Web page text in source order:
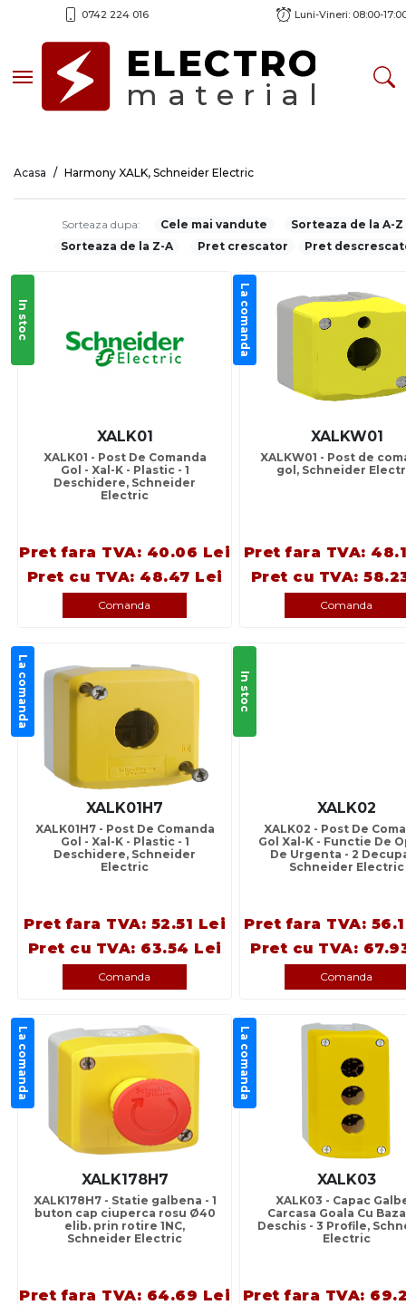
0742 224 016 Luni-Vineri: 08:00-
Toggle navigationELECTRO
material
Acasa Harmony XALK, Schneider Electric
Sorteaza dupa: Cele mai vandute
Sorteaza de la A-Z
Sorteaza de la Z-A
Pret crescator Pret
In stoc
XALK01
XALK01 - Post De Comanda
Gol - Xal-K - Plastic - 1
Deschidere, Schneider
Electric
Pret fara TVA: 40.06 Lei
Pret cu TVA: 48.47 Lei
Comanda
La comanda
XALKW01
XALKW01 - Post de
gol, Schneider
Pret fara TVA:
Pret cu TVA:
Comanda
La comanda
XALK01H7
XALK01H7 - Post De Comanda
Gol - Xal-K - Plastic - 1
Deschidere, Schneider
Electric
Pret fara TVA: 52.51 Lei
Pret cu TVA: 63.54 Lei
Comanda
In stoc
XALK02
XALK02 - Post De
Gol Xal-K - Functie De
De Urgenta - 2
Schneider Electric
Pret fara TVA:
Pret cu TVA:
Comanda
La comanda
XALK178H7
XALK178H7 - Statie galbena - 1
buton cap ciuperca rosu Ø40
elib. prin rotire 1NC,
Schneider Electric
Pret fara TVA: 64.69 Lei
La comanda
XALK03
XALK03 - Capac
Carcasa Goala Cu
Deschis - 3 Profile,
Electric
Pret fara TVA: